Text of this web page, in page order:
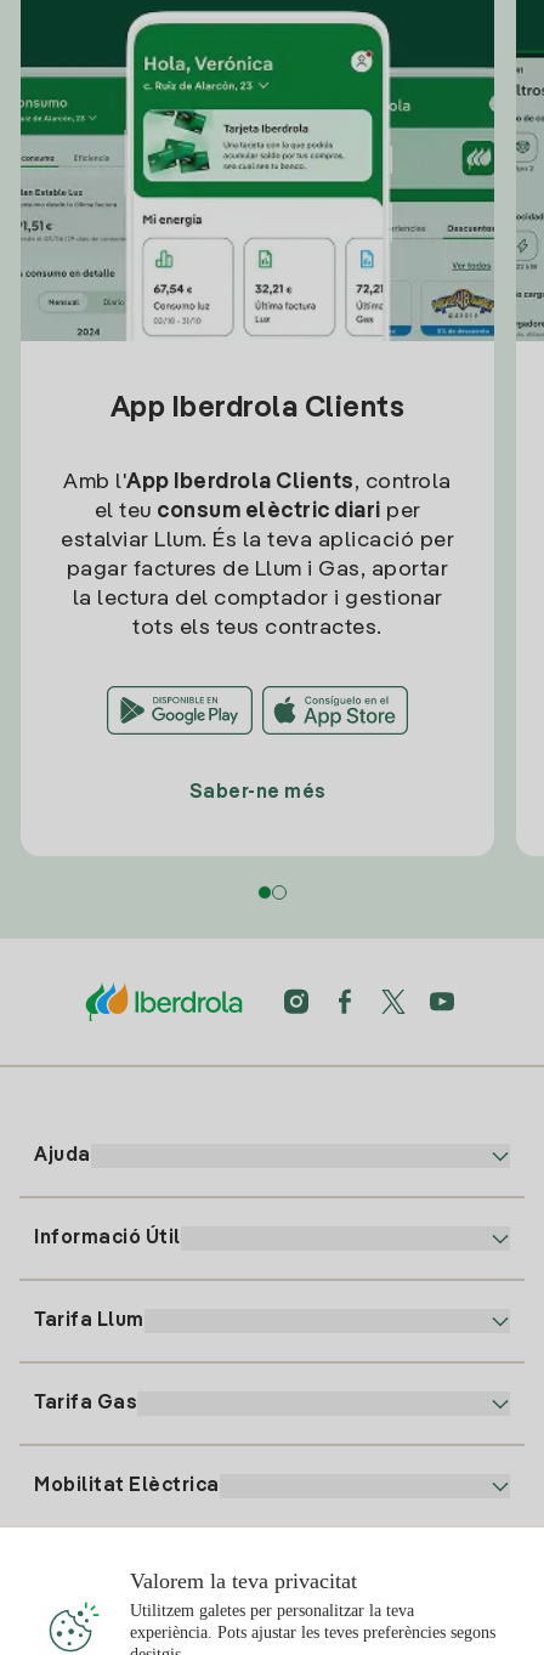
App Iberdrola Clients
Amb l'App Iberdrola Clients, controla
el teu consum elèctric diari per
estalviar Llum. És la teva aplicació per
pagar factures de Llum i Gas, aportar
la lectura del comptador i gestionar
tots els teus contractes.
Saber-ne més
Ajuda
91 919 52 73
clientes@tuiberdrola.es
Informació Útil
Alta Gas
Tarifa Llum
Tarifa Gas
Mobilitat Elèctrica
Punts de Recàrrega
Valorem la teva privacitat
Utilitzem galetes per personalitzar la teva
experiència. Pots ajustar les teves preferències segons